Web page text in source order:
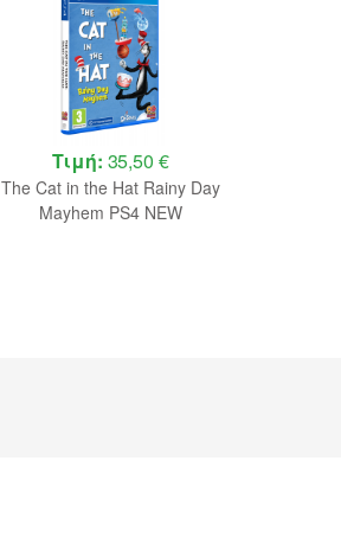
Τιμή: 35,50 €
The Cat in the Hat Rainy Day
Mayhem PS4 NEW